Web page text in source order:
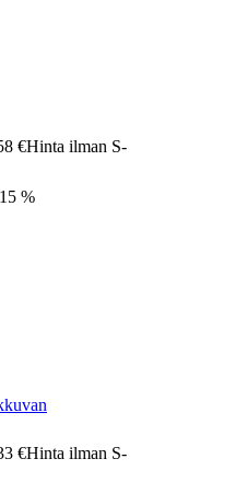
€Hinta ilman S-
%
€Hinta ilman S-